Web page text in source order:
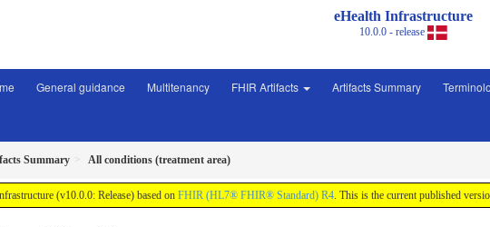
eHealth Infrastructure
10.0.0 - release
General guidance Multitenancy FHIR Artifacts Artifacts Summary
Summary All conditions (treatment area)
(v10.0.0: Release) based on FHIR (HL7® FHIR® Standard) R4. This is the current published